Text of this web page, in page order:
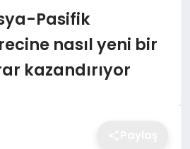
Pasifik
nasıl yeni bir
kazandırıyor